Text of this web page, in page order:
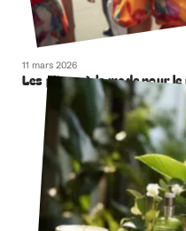
11 mars 2026
Les pièces à la mode pour